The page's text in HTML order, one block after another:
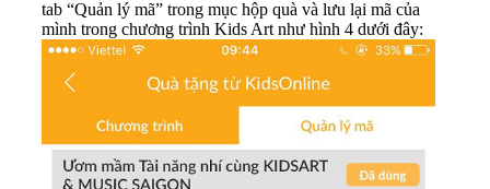
tab “Quản lý mã” trong mục hộp quà và lưu lại mã của
mình trong chương trình Kids Art như hình 4 dưới đây: